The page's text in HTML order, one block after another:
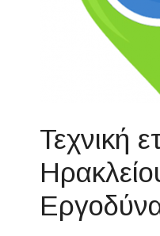
Τεχνική